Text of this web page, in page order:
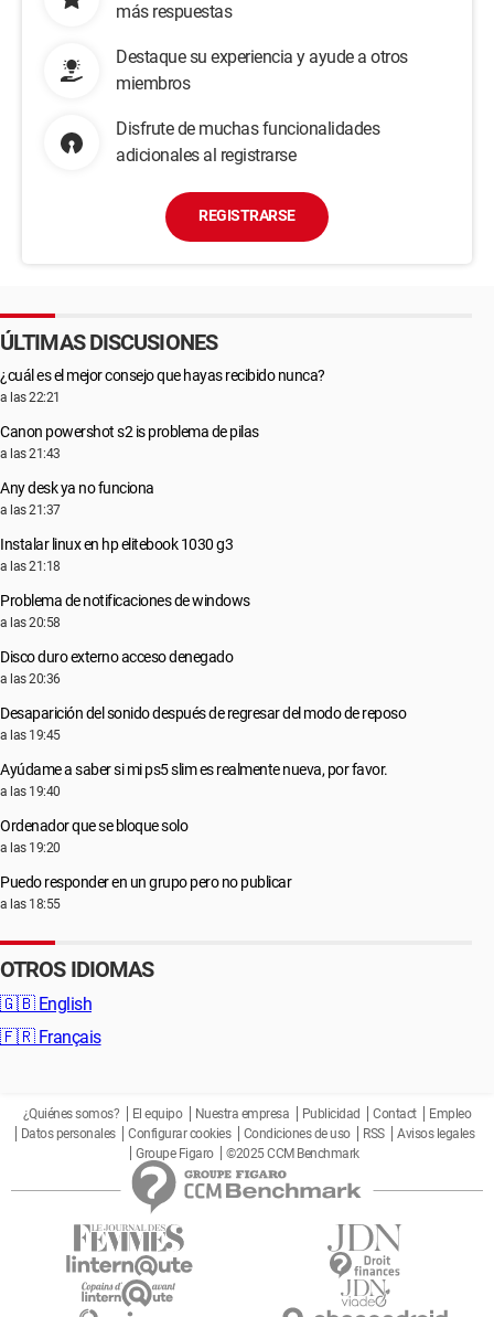
más respuestas
Destaque su experiencia y ayude a otros
miembros
Disfrute de muchas funcionalidades
adicionales al registrarse
REGISTRARSE
ÚLTIMAS DISCUSIONES
¿cuál es el mejor consejo que hayas recibido nunca?
a las 22:21
Canon powershot s2 is problema de pilas
a las 21:43
Any desk ya no funciona
a las 21:37
Instalar linux en hp elitebook 1030 g3
a las 21:18
Problema de notificaciones de windows
a las 20:58
Disco duro externo acceso denegado
a las 20:36
Desaparición del sonido después de regresar del modo de reposo
a las 19:45
Ayúdame a saber si mi ps5 slim es realmente nueva, por favor.
a las 19:40
Ordenador que se bloque solo
a las 19:20
Puedo responder en un grupo pero no publicar
a las 18:55
OTROS IDIOMAS
🇬🇧 English
🇫🇷 Français
¿Quiénes somos? El equipo Nuestra empresa Publicidad Contact
Empleo
Datos personales
Configurar cookies Condiciones de uso RSS
Avisos legales
Groupe Figaro
©2025 CCM Benchmark